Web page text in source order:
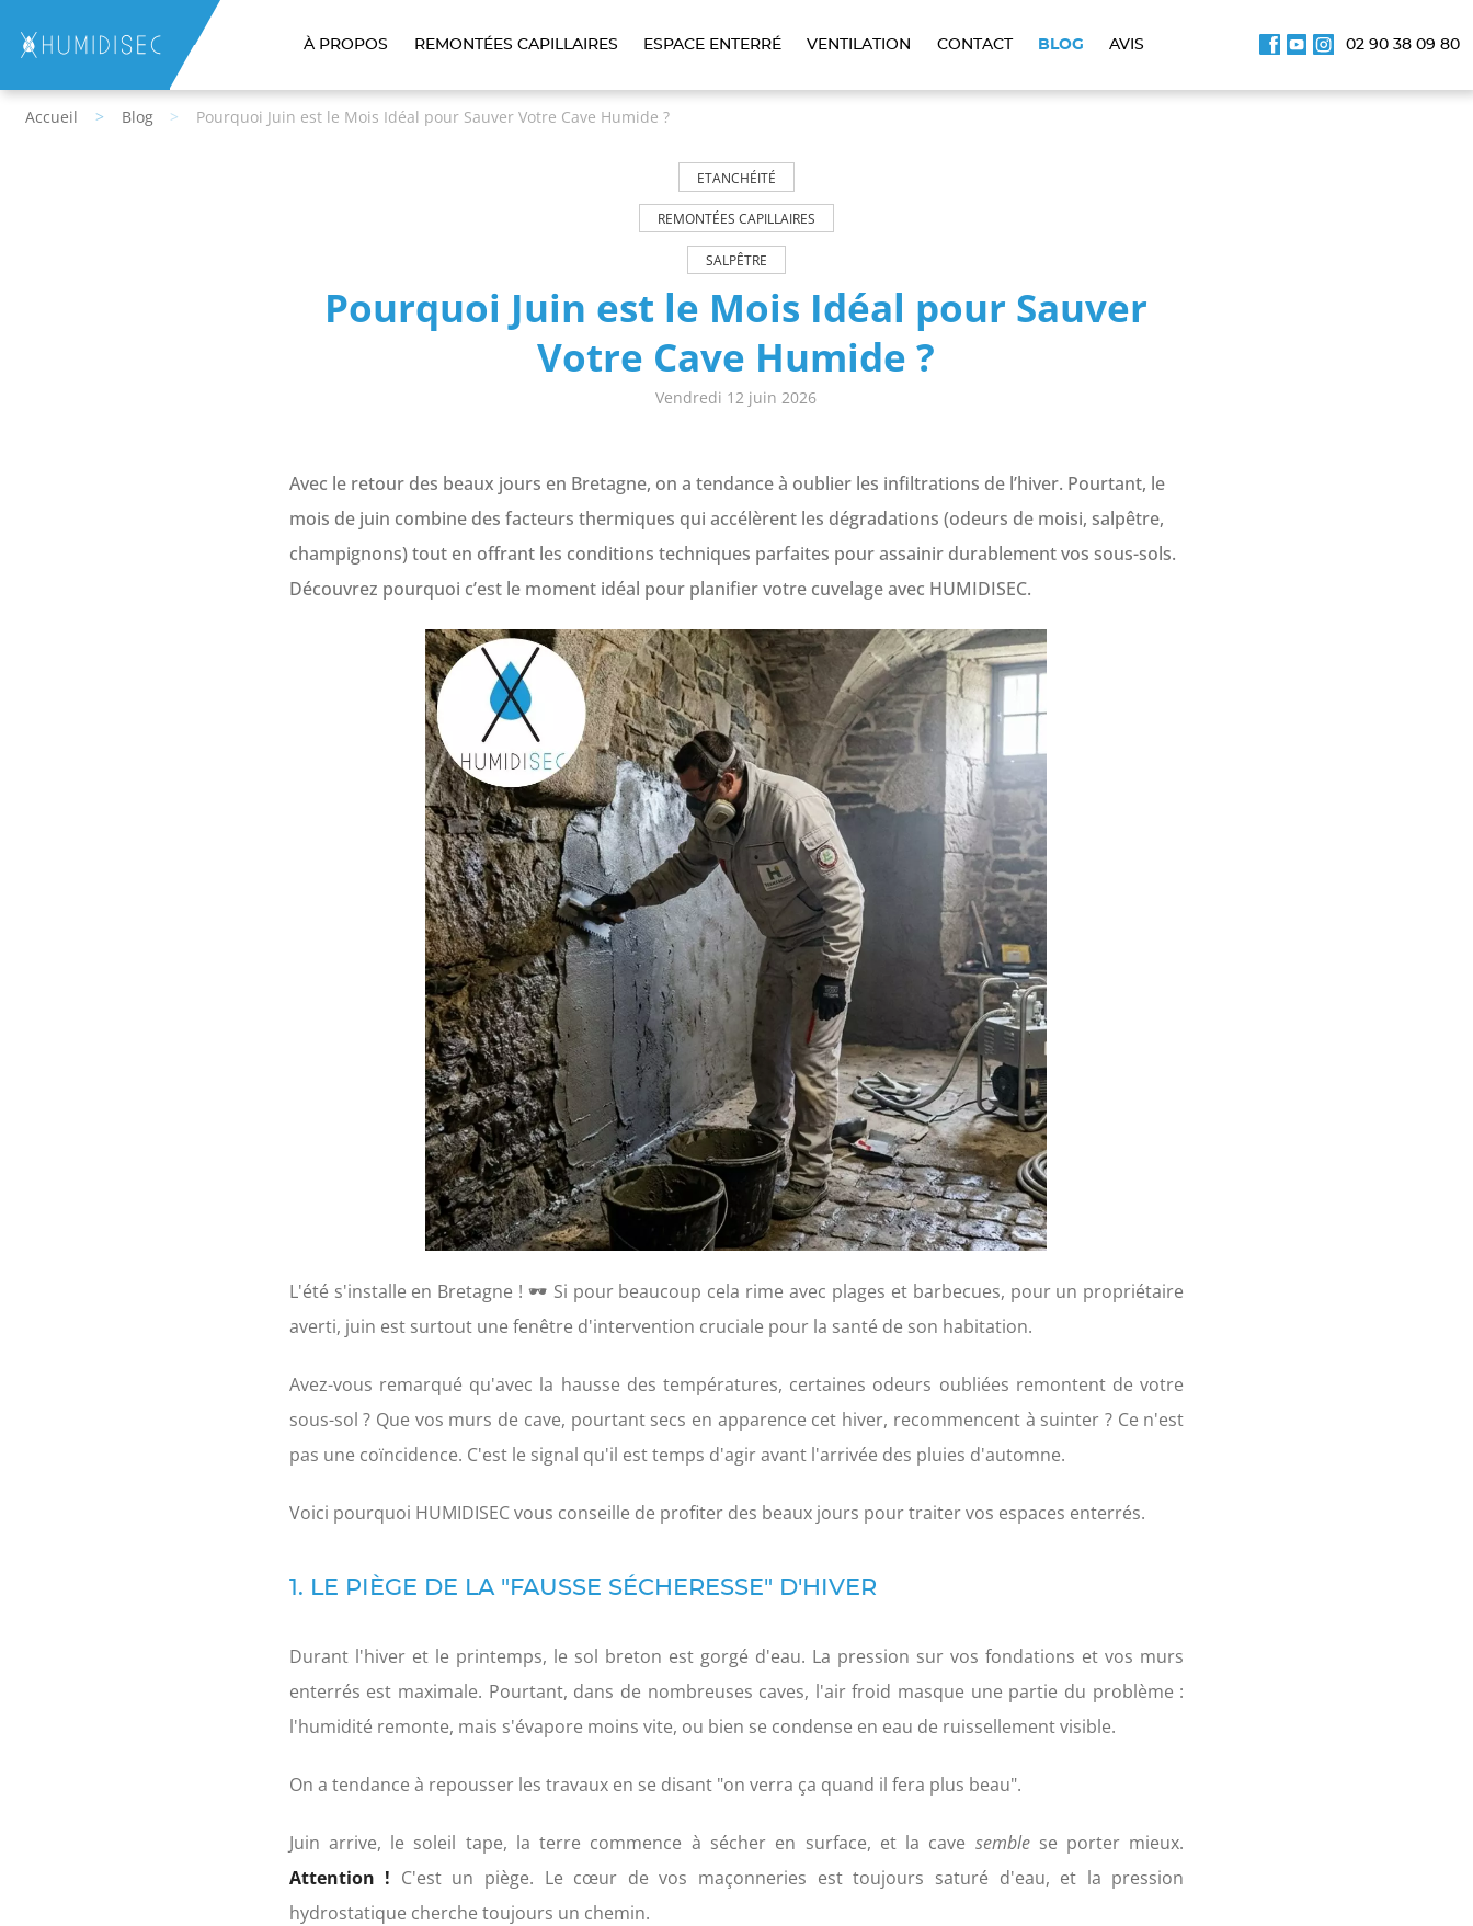
À PROPOS REMONTÉES CAPILLAIRES ESPACE ENTERRÉ VENTILATION CONTACT BLOG AVIS 02 90 38 09 80
Accueil Blog Pourquoi Juin est le Mois Idéal pour Sauver Votre Cave Humide ?
ETANCHÉITÉ
REMONTÉES CAPILLAIRES
SALPÊTRE
Pourquoi Juin est le Mois Idéal pour Sauver
Votre Cave Humide ?
Vendredi 12 juin 2026
Avec le retour des beaux jours en Bretagne, on a tendance à oublier les infiltrations de l’hiver. Pourtant, le
mois de juin combine des facteurs thermiques qui accélèrent les dégradations (odeurs de moisi, salpêtre,
champignons) tout en offrant les conditions techniques parfaites pour assainir durablement vos sous-sols.
Découvrez pourquoi c’est le moment idéal pour planifier votre cuvelage avec HUMIDISEC.
L'été s'installe en Bretagne ! 🕶️ Si pour beaucoup cela rime avec plages et barbecues, pour un propriétaire
averti, juin est surtout une fenêtre d'intervention cruciale pour la santé de son habitation.
Avez-vous remarqué qu'avec la hausse des températures, certaines odeurs oubliées remontent de votre
sous-sol ? Que vos murs de cave, pourtant secs en apparence cet hiver, recommencent à suinter ? Ce n'est
pas une coïncidence. C'est le signal qu'il est temps d'agir avant l'arrivée des pluies d'automne.
Voici pourquoi HUMIDISEC vous conseille de profiter des beaux jours pour traiter vos espaces enterrés.
1. LE PIÈGE DE LA "FAUSSE SÉCHERESSE" D'HIVER
Durant l'hiver et le printemps, le sol breton est gorgé d'eau. La pression sur vos fondations et vos murs
enterrés est maximale. Pourtant, dans de nombreuses caves, l'air froid masque une partie du problème :
l'humidité remonte, mais s'évapore moins vite, ou bien se condense en eau de ruissellement visible.
On a tendance à repousser les travaux en se disant "on verra ça quand il fera plus beau".
Juin arrive, le soleil tape, la terre commence à sécher en surface, et la cave semblese porter mieux.
Attention ! C'est un piège. Le cœur de vos maçonneries est toujours saturé d'eau, et la pression
hydrostatique cherche toujours un chemin.